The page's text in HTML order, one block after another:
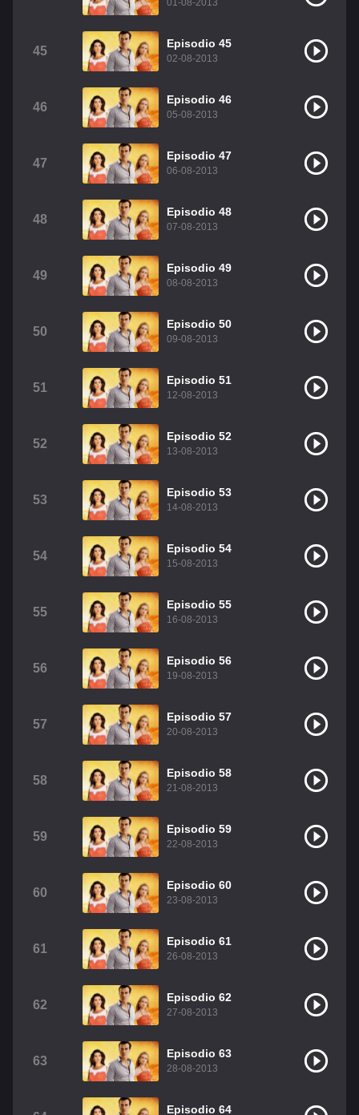
01-08-2013
45
Episodio 45
02-08-2013
46
Episodio 46
05-08-2013
47
Episodio 47
06-08-2013
48
Episodio 48
07-08-2013
49
Episodio 49
08-08-2013
50
Episodio 50
09-08-2013
51
Episodio 51
12-08-2013
52
Episodio 52
13-08-2013
53
Episodio 53
14-08-2013
54
Episodio 54
15-08-2013
55
Episodio 55
16-08-2013
56
Episodio 56
19-08-2013
57
Episodio 57
20-08-2013
58
Episodio 58
21-08-2013
59
Episodio 59
22-08-2013
60
Episodio 60
23-08-2013
61
Episodio 61
26-08-2013
62
Episodio 62
27-08-2013
63
Episodio 63
28-08-2013
Episodio 64